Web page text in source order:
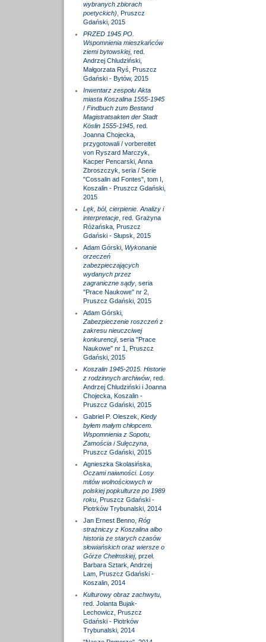
wybranych zbiorach
poetyckich) , Pruszcz
Gdański, 2015
PRZED 1945 PO.
Wspomnienia mieszkańców
ziemi bytowskiej, red.
Andrzej Chludziński,
Małgorzata Ryś, Pruszcz
Gdański - Bytów, 2015
Inwentarz zespołu Akta
miasta Koszalina 1555-1945
/ Findbuch zum Bestand
Magistratsakten der Stadt
Köslin 1555-1945, red.
Joanna Chojecka,
przygotowali / vorbereitet
von Ryszard Marczyk,
Kacper Pencarski, Anna
Zbroszczyk, seria / Serie
"Cossalin ad Fontes", tom I,
Koszalin - Pruszcz Gdański,
2015
Lęk, ból, cierpienie. Analizy i
interpretacje, red. Grażyna
Różańska, Pruszcz
Gdański - Słupsk, 2015
Adam Górski, Wykonanie
orzeczeń
zabezpieczających
wydanych przez
zagraniczne sądy, seria
"Prace Naukowe" nr 2,
Pruszcz Gdański, 2015
Adam Górski,
Zabezpieczenie roszczeń z
zakresu nieuczciwej
konkurencji, seria "Prace
Naukowe" nr 1, Pruszcz
Gdański, 2015
Koszalin 1945-2015. Historie
z rodzinnych archiwów, red.
Andrzej Chludziński i Joanna
Chojecka, Koszalin -
Pruszcz Gdański, 2015
Gabriel P. Oleszek, Kiedy
byłem małym chłopcem.
Wspomnienia z Sopotu,
Zamościa i Sulęczyna,
Pruszcz Gdański, 2015
Agnieszka Skolasińska,
Oczami naiwności. Losy
mitów wolnościowych w
polskiej popkulturze po 1989
roku, Pruszcz Gdański -
Piotrków Trybunalski, 2014
Jan Ernest Benno, Róg
strażniczy z Koszalina albo
historia ze starych czasów
słowiańskich oraz wiersze o
Górze Chełmskiej, przeł.
Barbara Sztark, Andrzej
Lam, Pruszcz Gdański -
Koszalin, 2014
Kulturowy obraz zachwytu,
red. Jolanta Bujak-
Lechowicz, Pruszcz
Gdański - Piotrków
Trybunalski, 2014